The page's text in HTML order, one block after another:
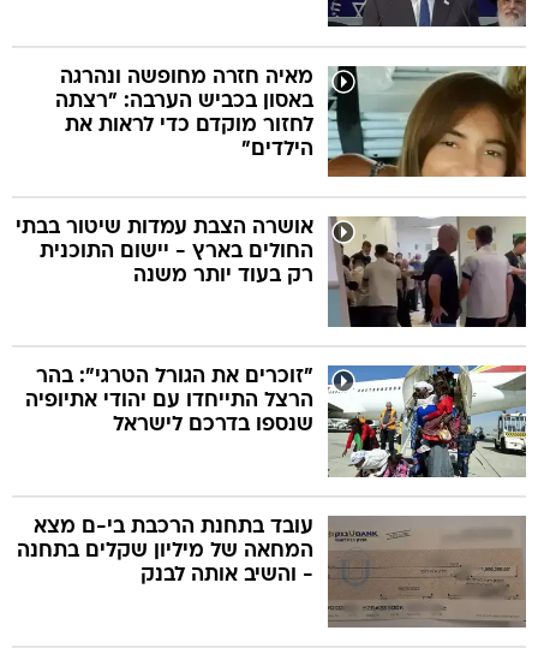
מאיה חזרה מחופשה ונהרגה
באסון בכביש הערבה: "רצתה
לחזור מוקדם כדי לראות את
הילדים"
אושרה הצבת עמדות שיטור בבתי
החולים בארץ - יישום התוכנית
רק בעוד יותר משנה
"זוכרים את הגורל הטרגי": בהר
הרצל התייחדו עם יהודי אתיופיה
שנספו בדרכם לישראל
עובד בתחנת הרכבת בי-ם מצא
המחאה של מיליון שקלים בתחנה
- והשיב אותה לבנק